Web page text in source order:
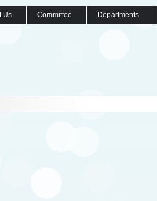
Us Committee Departments